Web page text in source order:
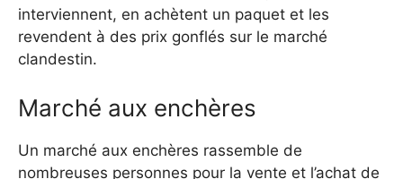
interviennent, en achètent un paquet et les
revendent à des prix gonflés sur le marché
clandestin.
Marché aux enchères
Un marché aux enchères rassemble de
nombreuses personnes pour la vente et l’achat de